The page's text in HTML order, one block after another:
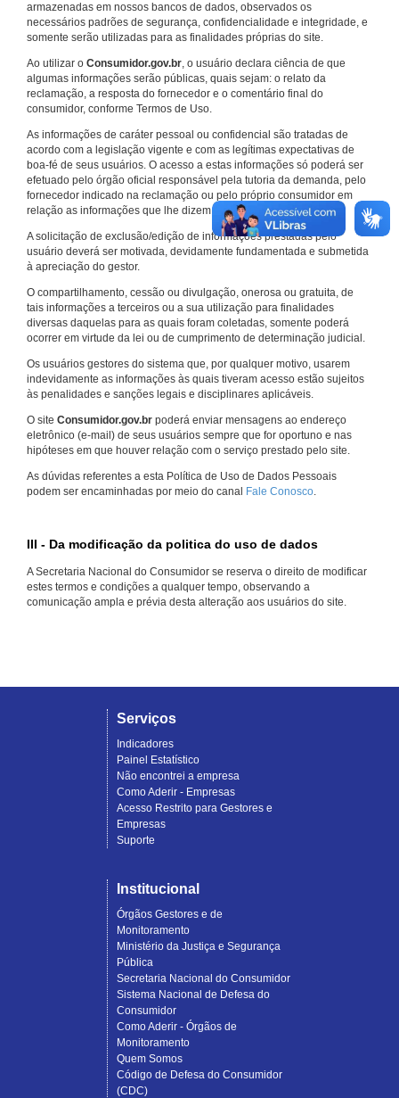
armazenadas em nossos bancos de dados, observados os
necessários padrões de segurança, confidencialidade e integridade, e
somente serão utilizadas para as finalidades próprias do site.
Ao utilizar o Consumidor.gov.br, o usuário declara ciência de que
algumas informações serão públicas, quais sejam: o relato da
reclamação, a resposta do fornecedor e o comentário final do
consumidor, conforme Termos de Uso.
As informações de caráter pessoal ou confidencial são tratadas de
acordo com a legislação vigente e com as legítimas expectativas de
boa-fé de seus usuários. O acesso a estas informações só poderá ser
efetuado pelo órgão oficial responsável pela tutoria da demanda, pelo
fornecedor indicado na reclamação ou pelo próprio consumidor em
relação as informações que lhe dizem respeito.
A solicitação de exclusão/edição de informações prestadas pelo
usuário deverá ser motivada, devidamente fundamentada e submetida
à apreciação do gestor.
O compartilhamento, cessão ou divulgação, onerosa ou gratuita, de
tais informações a terceiros ou a sua utilização para finalidades
diversas daquelas para as quais foram coletadas, somente poderá
ocorrer em virtude da lei ou de cumprimento de determinação judicial.
Os usuários gestores do sistema que, por qualquer motivo, usarem
indevidamente as informações às quais tiveram acesso estão sujeitos
às penalidades e sanções legais e disciplinares aplicáveis.
O site Consumidor.gov.br poderá enviar mensagens ao endereço
eletrônico (e-mail) de seus usuários sempre que for oportuno e nas
hipóteses em que houver relação com o serviço prestado pelo site.
As dúvidas referentes a esta Política de Uso de Dados Pessoais
podem ser encaminhadas por meio do canal Fale Conosco.
III - Da modificação da politica do uso de dados
A Secretaria Nacional do Consumidor se reserva o direito de modificar
estes termos e condições a qualquer tempo, observando a
comunicação ampla e prévia desta alteração aos usuários do site.
Serviços
Indicadores
Painel Estatístico
Não encontrei a empresa
Como Aderir - Empresas
Acesso Restrito para Gestores e
Empresas
Suporte
Institucional
Órgãos Gestores e de
Monitoramento
Ministério da Justiça e Segurança
Pública
Secretaria Nacional do Consumidor
Sistema Nacional de Defesa do
Consumidor
Como Aderir - Órgãos de
Monitoramento
Quem Somos
Código de Defesa do Consumidor
(CDC)